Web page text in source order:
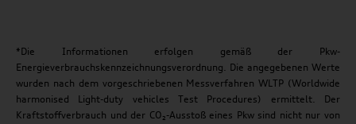
*Die Informationen erfolgen gemäß der Pkw-
Energieverbrauchskennzeichnungsverordnung. Die angegebenen Werte
wurden nach dem vorgeschriebenen Messverfahren WLTP (Worldwide
harmonised Light-duty vehicles Test Procedures) ermittelt. Der
Kraftstoffverbrauch und der CO₂-Ausstoß eines Pkw sind nicht nur von